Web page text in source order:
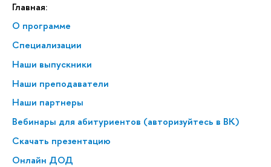
Главная:
О программе
Специализации
Наши выпускники
Наши преподаватели
Наши партнеры
Вебинары для абитуриентов (авторизуйтесь в ВК)
Скачать презентацию
Онлайн ДОД